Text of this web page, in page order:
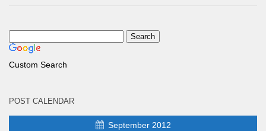
Custom Search
POST CALENDAR
September 2012